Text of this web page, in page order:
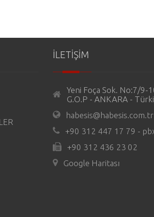
İLETİŞİM
Yeni Foça Sok. No:7/9-
G.O.P - ANKARA -
habesis@habesis.com.tr
+90 312 447 17 79 -
+90 312 436 23 02
Google Haritası